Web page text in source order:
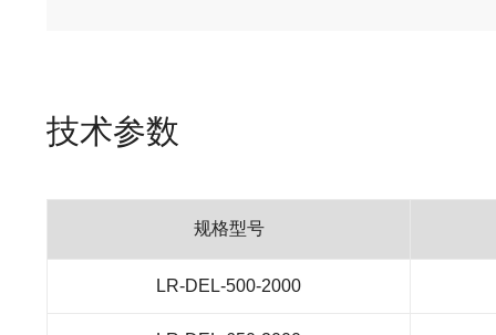
技术参数
规格型号
LR-DEL-500-2000